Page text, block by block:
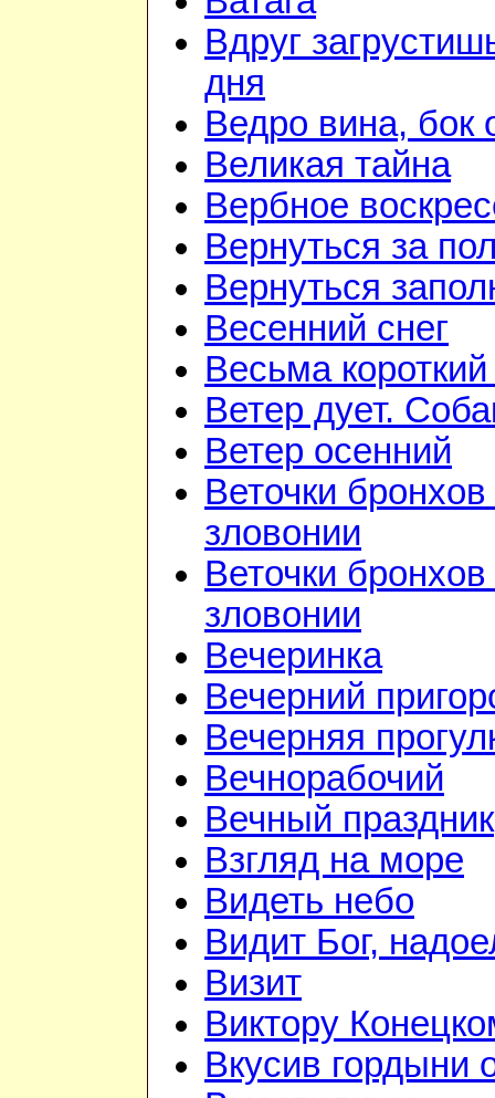
Вдруг
дня
Ведро вина, бок
Великая тайна
Вербное
Вернуться за
Вернуться
Весенний снег
Весьма
Ветер дует.
Ветер осенний
Веточки
зловонии
Веточки
зловонии
Вечеринка
Вечерний
Вечерняя
Вечнорабочий
Вечный праздник
Взгляд на море
Видеть небо
Видит Бог,
Визит
Виктору
Вкусив гордыни